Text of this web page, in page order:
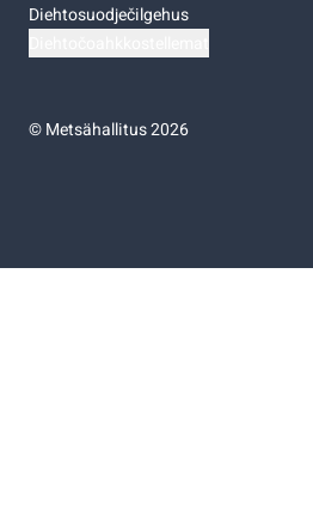
Diehtosuodječilgehus
©Metsähallitus 2026